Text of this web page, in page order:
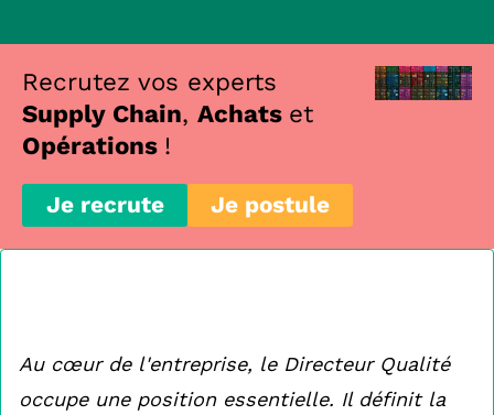
Recrutez vos experts
Supply Chain, Achats et
Opérations !
Je recrute Je postule
Au cœur de l'entreprise, le Directeur Qualité
occupe une position essentielle. Il définit la